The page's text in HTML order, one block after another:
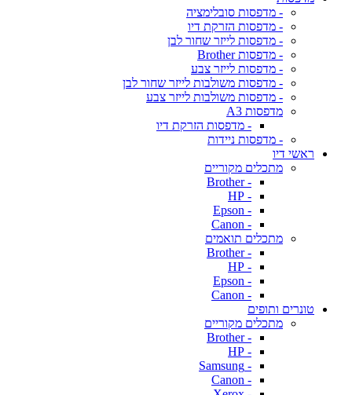
- מדפסות סובלימציה
- מדפסות הזרקת דיו
- מדפסות לייזר שחור לבן
- מדפסות Brother
- מדפסות לייזר צבע
- מדפסות משולבות לייזר שחור לבן
- מדפסות משולבות לייזר צבע
מדפסות A3
- מדפסות הזרקת דיו
- מדפסות ניידות
ראשי דיו
מתכלים מקוריים
- Brother
- HP
- Epson
- Canon
מתכלים תואמים
- Brother
- HP
- Epson
- Canon
טונרים ותופים
מתכלים מקוריים
- Brother
- HP
- Samsung
- Canon